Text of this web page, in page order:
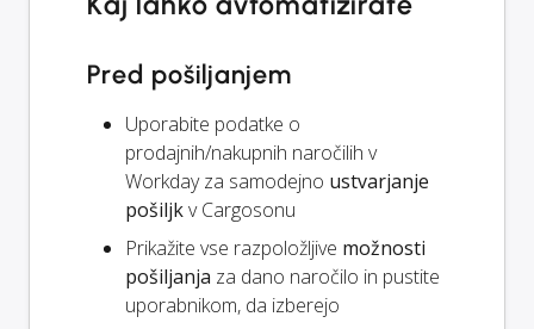
Pred pošiljanjem
Uporabite podatke o
prodajnih/nakupnih naročilih v
Workday za samodejno ustvarjanje
pošiljkv Cargosonu
Prikažite vse razpoložljive možnosti
pošiljanja za dano naročilo in pustite
uporabnikom, da izberejo